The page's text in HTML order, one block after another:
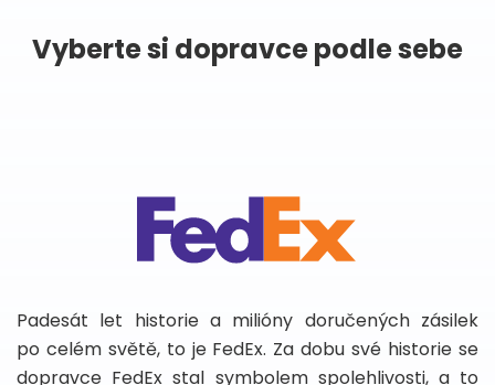
Vyberte si dopravce podle sebe
Padesát let historie a milióny doručených zásilek
po celém světě, to je FedEx. Za dobu své historie se
dopravce FedEx stal symbolem spolehlivosti, a to